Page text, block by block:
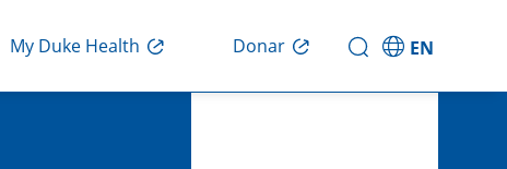
My Duke Health Donar EN